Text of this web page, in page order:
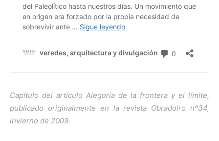
Capítulo del artículo Alegoría de la frontera y el límite,
publicado originalmente en la revista Obradoiro nº34,
invierno de 2009.